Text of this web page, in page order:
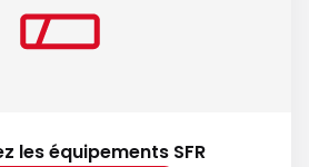
les équipements SFR